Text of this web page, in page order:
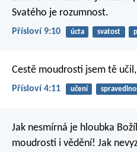
Svatého je rozumnost.
Přísloví 9:10 úcta svatost
Cestě moudrosti jsem tě učil,
Přísloví 4:11 učení
Jak nesmírná je hloubka
moudrosti i vědění! Jak